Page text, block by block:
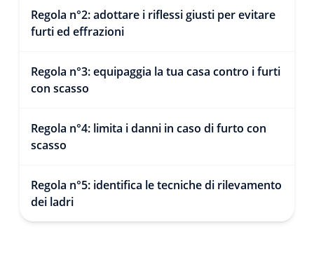
Regola n°2: adottare i riflessi giusti per evitare
furti ed effrazioni
Regola n°3: equipaggia la tua casa contro i furti
con scasso
Regola n°4: limita i danni in caso di furto con
scasso
Regola n°5: identifica le tecniche di rilevamento
dei ladri